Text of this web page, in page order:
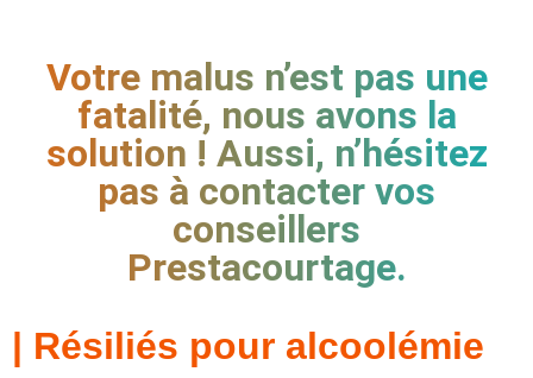
Votre malus n’est pas une
fatalité, nous avons la
solution ! Aussi, n’hésitez
pas à contacter vos
conseillers
Prestacourtage.
| Résiliés pour alcoolémie